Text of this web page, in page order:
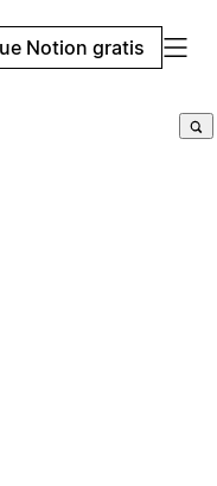
Notion gratis